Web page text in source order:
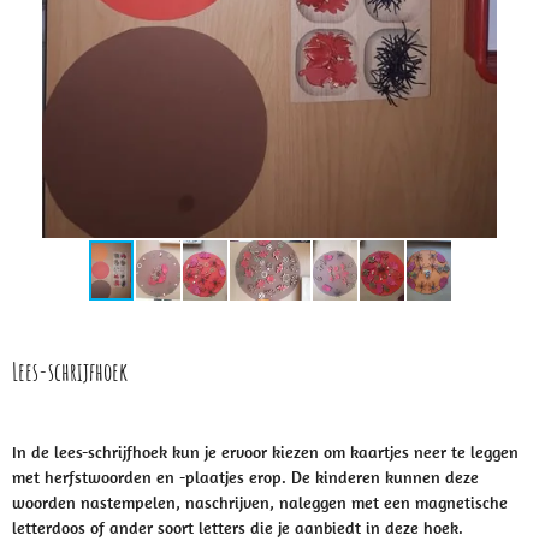
Lees-schrijfhoek
In de lees-schrijfhoek kun je ervoor kiezen om kaartjes neer te leggen
met herfstwoorden en -plaatjes erop. De kinderen kunnen deze
woorden nastempelen, naschrijven, naleggen met een magnetische
letterdoos of ander soort letters die je aanbiedt in deze hoek.